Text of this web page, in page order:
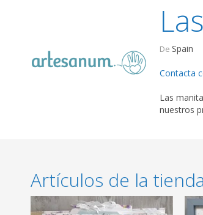
De Spain
Contacta
Las
nuestros
Artículos de la tienda